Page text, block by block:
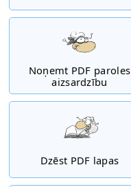
Noņemt PDF paroles
aizsardzību
Dzēst PDF lapas